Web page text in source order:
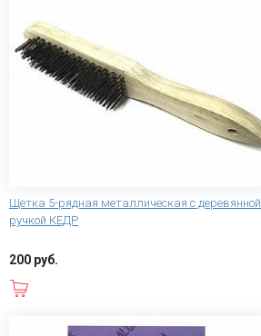
Щетка 5-рядная металлическая с деревянной
ручкой КЕДР
200 руб.